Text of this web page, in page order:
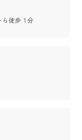
ら徒歩１分